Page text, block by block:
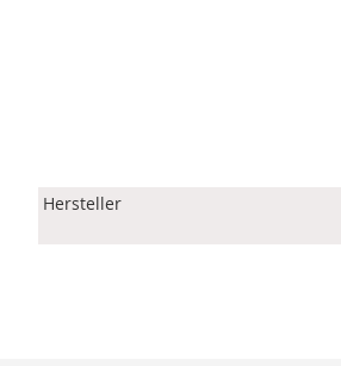
Hersteller